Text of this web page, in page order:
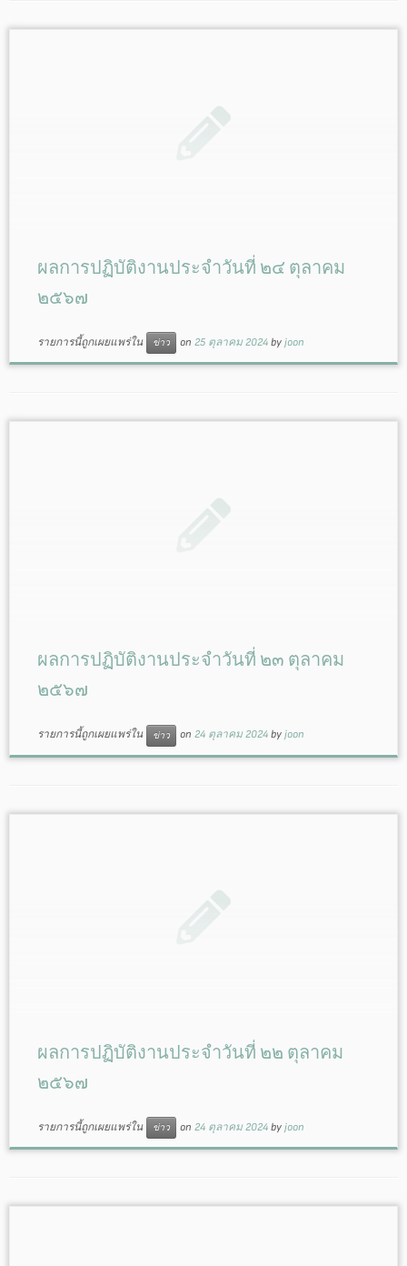
ผลการปฏิบัติงานประจำวันที่ ๒๔ ตุลาคม
๒๕๖๗
รายการนี้ถูกเผยแพร่ใน ข่าว on 25 ตุลาคม 2024 by joon
ผลการปฏิบัติงานประจำวันที่ ๒๓ ตุลาคม
๒๕๖๗
รายการนี้ถูกเผยแพร่ใน ข่าว on 24 ตุลาคม 2024 by joon
ผลการปฏิบัติงานประจำวันที่ ๒๒ ตุลาคม
๒๕๖๗
รายการนี้ถูกเผยแพร่ใน ข่าว on 24 ตุลาคม 2024 by joon